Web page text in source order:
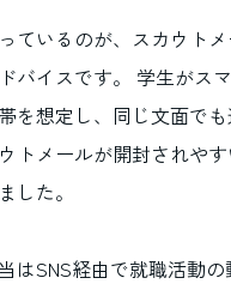
ているのが、スカウト
バイスです。 学生がス
を想定し、同じ文面で
トメールが開封されや
した。
はSNS経由で就職活動の